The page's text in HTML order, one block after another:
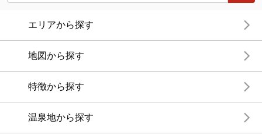
エリアから探す
地図から探す
特徴から探す
温泉地から探す